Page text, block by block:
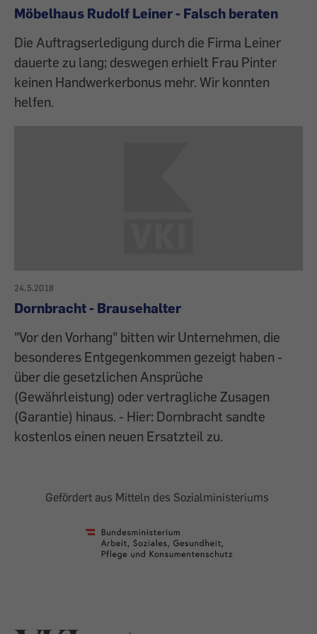
Möbelhaus Rudolf Leiner - Falsch beraten
Die Auftragserledigung durch die Firma Leiner
dauerte zu lang; deswegen erhielt Frau Pinter
keinen Handwerkerbonus mehr. Wir konnten
helfen.
24.5.2018
Dornbracht - Brausehalter
"Vor den Vorhang" bitten wir Unternehmen, die
besonderes Entgegenkommen gezeigt haben -
über die gesetzlichen Ansprüche
(Gewährleistung) oder vertragliche Zusagen
(Garantie) hinaus. - Hier: Dornbracht sandte
kostenlos einen neuen Ersatzteil zu.
Gefördert aus Mitteln des Sozialministeriums